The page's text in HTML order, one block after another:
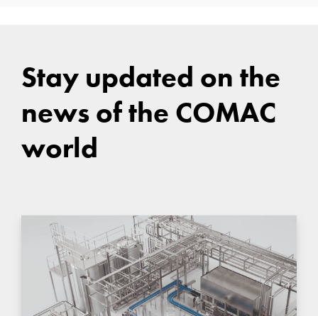
Stay updated on the
news of the COMAC
world